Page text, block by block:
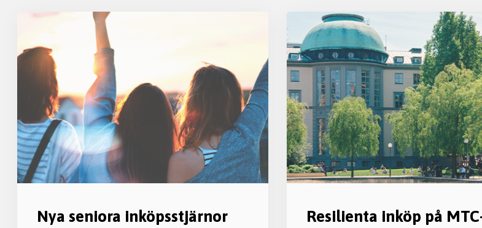
Nya seniora inköpsstjärnor
Resilienta inköp på